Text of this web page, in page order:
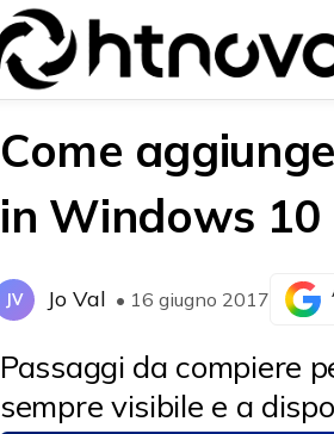
{{POSTS[0].LABEL}}
{{POSTS[0].LABEL}}
Come
in Windows 10
JV Jo Val • 16 giugno 2017
Passaggi da compiere
sempre visibile e a